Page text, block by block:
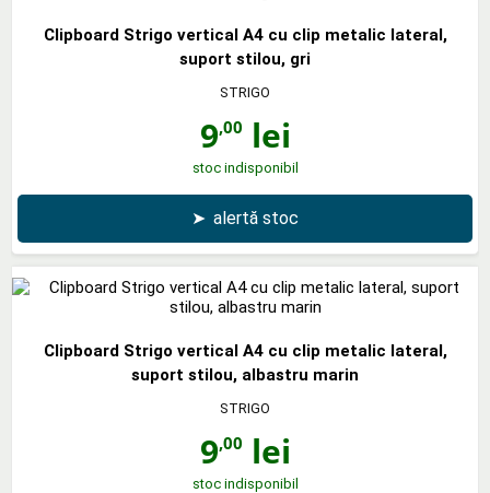
Clipboard Strigo vertical A4 cu clip metalic lateral,
suport stilou, gri
STRIGO
9,00 lei
stoc indisponibil
➤ alertă stoc
Clipboard Strigo vertical A4 cu clip metalic lateral,
suport stilou, albastru marin
STRIGO
9,00 lei
stoc indisponibil